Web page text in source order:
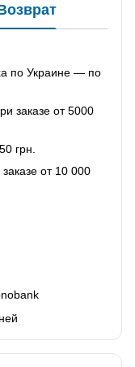
по Украине — по
заказе от 5000
грн.
от 10 000